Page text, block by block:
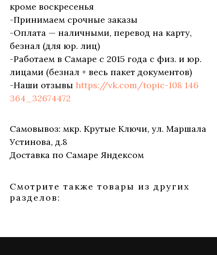
кроме воскресенья
-Принимаем срочные заказы
-Оплата — наличными, перевод на карту,
безнал (для юр. лиц)
-Работаем в Самаре с 2015 года с физ. и юр.
лицами (безнал + весь пакет документов)
-Наши отзывы https://vk.com/topic-108 146
364_32674472
Самовывоз: мкр. Крутые Ключи, ул. Маршала
Устинова, д.8
Доставка по Самаре Яндексом
Смотрите также товары из других
разделов: